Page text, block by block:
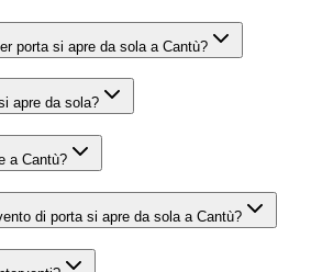
porta si apre da sola a Cantù?
apre da sola?
a Cantù?
di porta si apre da sola a Cantù?